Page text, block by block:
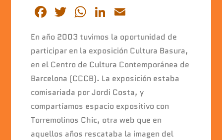
F
a
c
e
b
o
o
k
T
wi
tt
er
W
h
at
s
A
p
p
Li
n
k
e
dI
n
ai
l
En año 2003 tuvimos la oportunidad de
participar en la exposición Cultura Basura,
en el Centro de Cultura Contemporánea de
Barcelona (CCCB). La exposición estaba
comisariada por Jordi Costa, y
compartíamos espacio expositivo con
Torremolinos Chic, otra web que en
aquellos años rescataba la imagen del